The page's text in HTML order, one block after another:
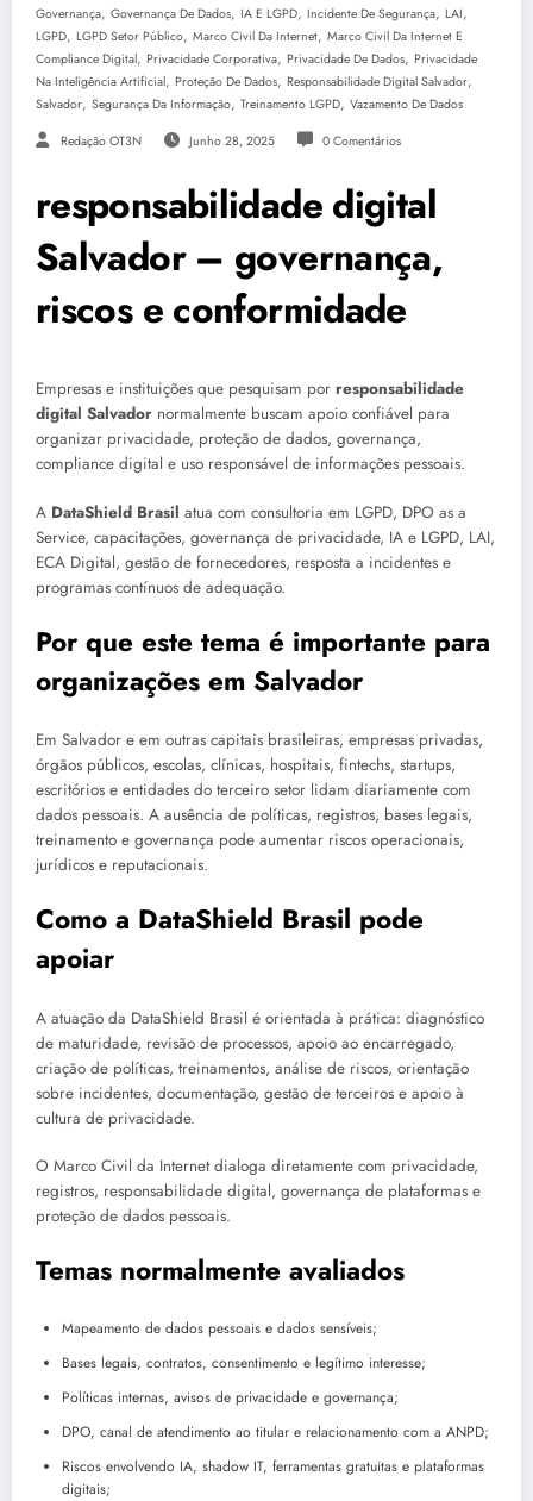
Governança, Governança De Dados, IA E LGPD, Incidente De Segurança, LAI,
LGPD, LGPD Setor Público, Marco Civil Da Internet, Marco Civil Da Internet E
Compliance Digital, Privacidade Corporativa, Privacidade De Dados, Privacidade
Na Inteligência Artificial, Proteção De Dados, Responsabilidade Digital Salvador,
Salvador, Segurança Da Informação, Treinamento LGPD, Vazamento De Dados
Redação OT3N Junho 28, 2025 0 Comentários
responsabilidade digital
Salvador – governança,
riscos e conformidade
Empresas e instituições que pesquisam por responsabilidade
digital Salvador normalmente buscam apoio confiável para
organizar privacidade, proteção de dados, governança,
compliance digital e uso responsável de informações pessoais.
A DataShield Brasil atua com consultoria em LGPD, DPO as a
Service, capacitações, governança de privacidade, IA e LGPD, LAI,
ECA Digital, gestão de fornecedores, resposta a incidentes e
programas contínuos de adequação.
Por que este tema é importante para
organizações em Salvador
Em Salvador e em outras capitais brasileiras, empresas privadas,
órgãos públicos, escolas, clínicas, hospitais, fintechs, startups,
escritórios e entidades do terceiro setor lidam diariamente com
dados pessoais. A ausência de políticas, registros, bases legais,
treinamento e governança pode aumentar riscos operacionais,
jurídicos e reputacionais.
Como a DataShield Brasil pode
apoiar
A atuação da DataShield Brasil é orientada à prática: diagnóstico
de maturidade, revisão de processos, apoio ao encarregado,
criação de políticas, treinamentos, análise de riscos, orientação
sobre incidentes, documentação, gestão de terceiros e apoio à
cultura de privacidade.
O Marco Civil da Internet dialoga diretamente com privacidade,
registros, responsabilidade digital, governança de plataformas e
proteção de dados pessoais.
Temas normalmente avaliados
Mapeamento de dados pessoais e dados sensíveis;
Bases legais, contratos, consentimento e legítimo interesse;
Políticas internas, avisos de privacidade e governança;
DPO, canal de atendimento ao titular e relacionamento com a ANPD;
Riscos envolvendo IA, shadow IT, ferramentas gratuitas e plataformas
digitais;